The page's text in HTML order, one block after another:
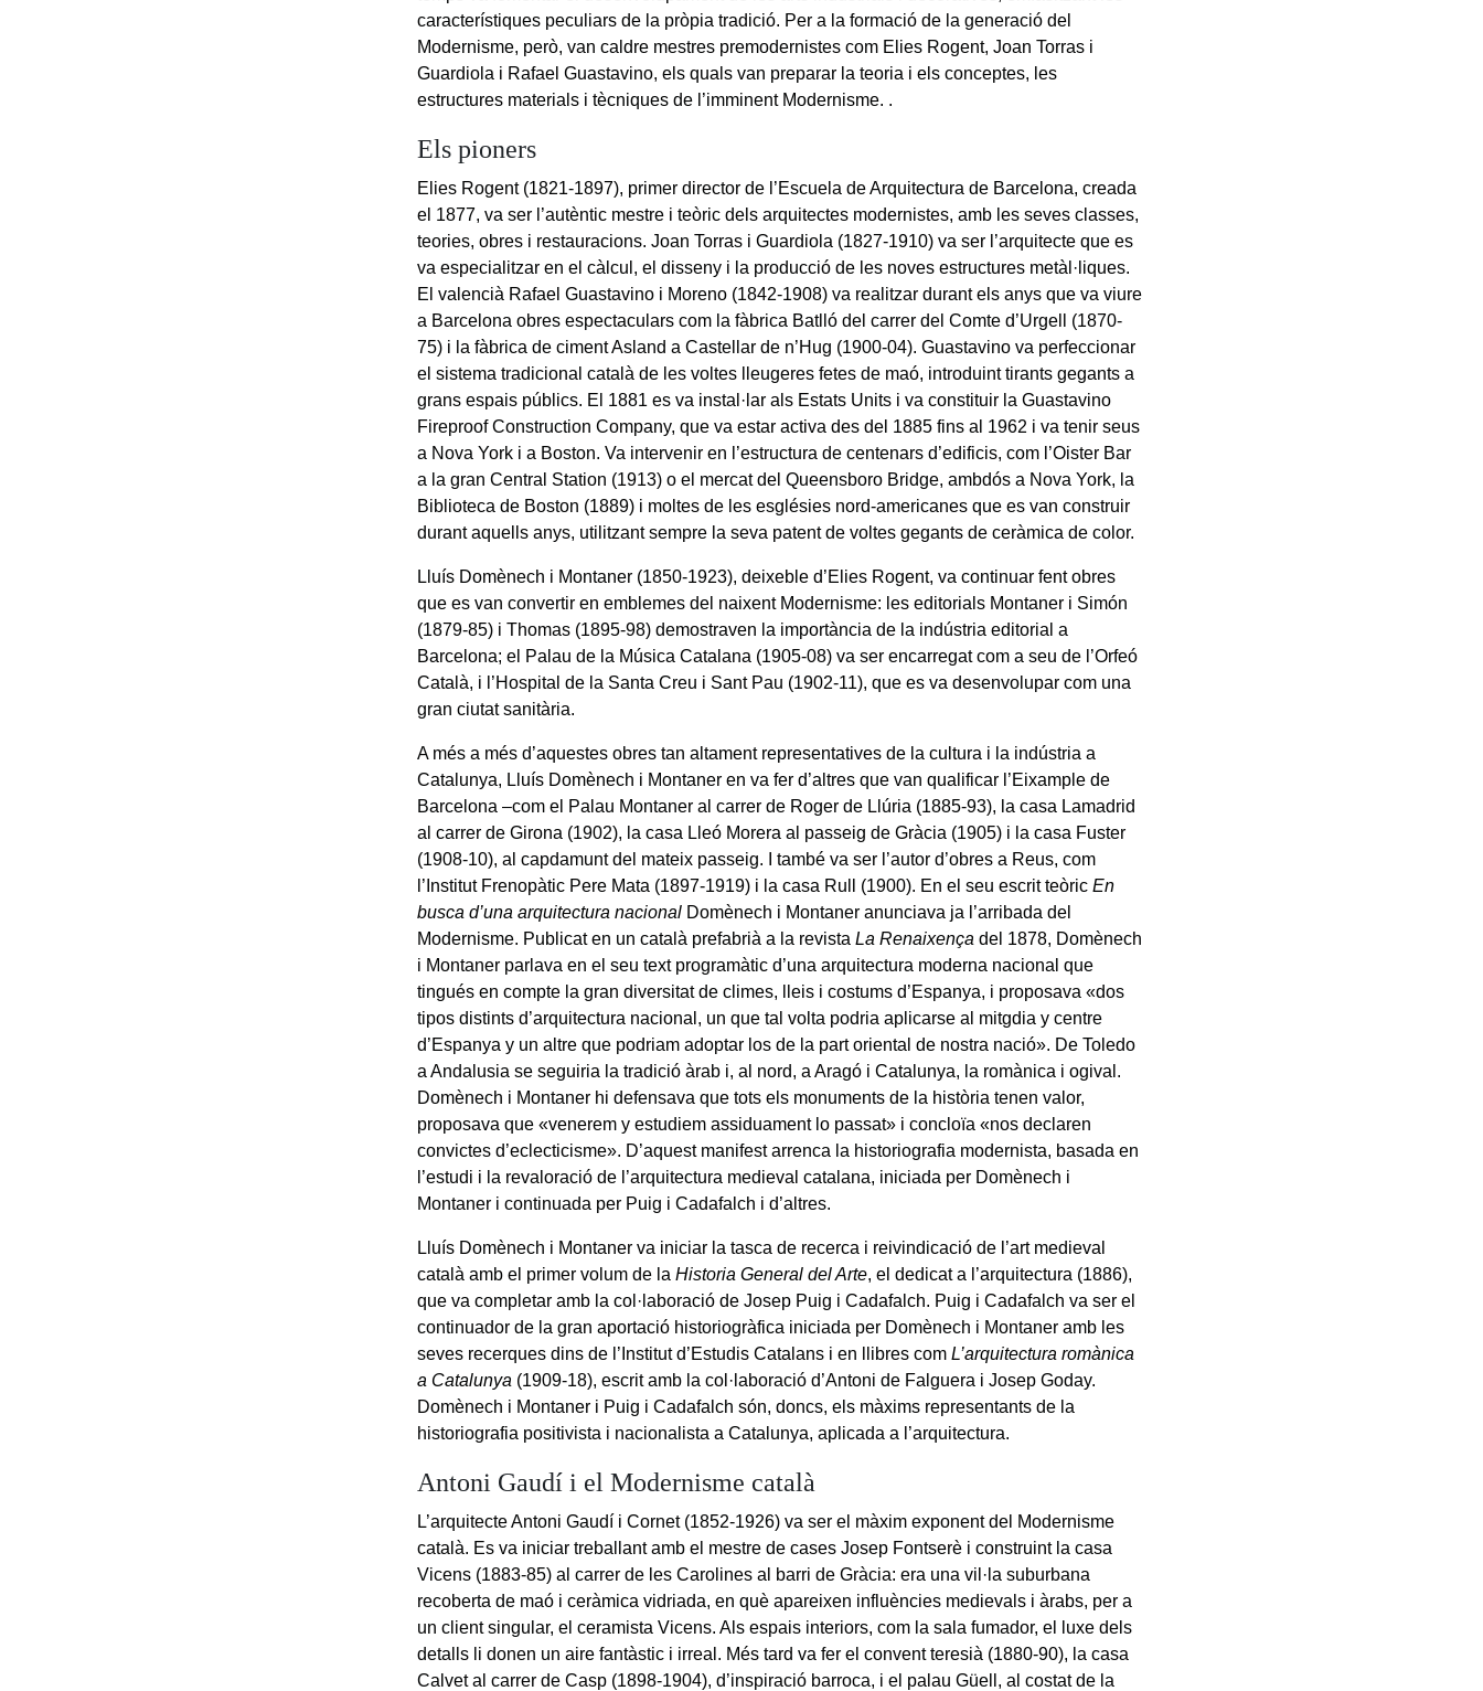
característiques peculiars de la pròpia tradició. Per a la formació de la generació del
Modernisme, però, van caldre mestres premodernistes com Elies Rogent, Joan Torras i
Guardiola i Rafael Guastavino, els quals van preparar la teoria i els conceptes, les
estructures materials i tècniques de l’imminent Modernisme. .
Els pioners
Elies Rogent (1821-1897), primer director de l’Escuela de Arquitectura de Barcelona, creada
el 1877, va ser l’autèntic mestre i teòric dels arquitectes modernistes, amb les seves classes,
teories, obres i restauracions. Joan Torras i Guardiola (1827-1910) va ser l’arquitecte que es
va especialitzar en el càlcul, el disseny i la producció de les noves estructures metàl·liques.
El valencià Rafael Guastavino i Moreno (1842-1908) va realitzar durant els anys que va viure
a Barcelona obres espectaculars com la fàbrica Batlló del carrer del Comte d’Urgell (1870-
75) i la fàbrica de ciment Asland a Castellar de n’Hug (1900-04). Guastavino va perfeccionar
el sistema tradicional català de les voltes lleugeres fetes de maó, introduint tirants gegants a
grans espais públics. El 1881 es va instal·lar als Estats Units i va constituir la Guastavino
Fireproof Construction Company, que va estar activa des del 1885 fins al 1962 i va tenir seus
a Nova York i a Boston. Va intervenir en l’estructura de centenars d’edificis, com l’Oister Bar
a la gran Central Station (1913) o el mercat del Queensboro Bridge, ambdós a Nova York, la
Biblioteca de Boston (1889) i moltes de les esglésies nord-americanes que es van construir
durant aquells anys, utilitzant sempre la seva patent de voltes gegants de ceràmica de color.
Lluís Domènech i Montaner (1850-1923), deixeble d’Elies Rogent, va continuar fent obres
que es van convertir en emblemes del naixent Modernisme: les editorials Montaner i Simón
(1879-85) i Thomas (1895-98) demostraven la importància de la indústria editorial a
Barcelona; el Palau de la Música Catalana (1905-08) va ser encarregat com a seu de l’Orfeó
Català, i l’Hospital de la Santa Creu i Sant Pau (1902-11), que es va desenvolupar com una
gran ciutat sanitària.
A més a més d’aquestes obres tan altament representatives de la cultura i la indústria a
Catalunya, Lluís Domènech i Montaner en va fer d’altres que van qualificar l’Eixample de
Barcelona –com el Palau Montaner al carrer de Roger de Llúria (1885-93), la casa Lamadrid
al carrer de Girona (1902), la casa Lleó Morera al passeig de Gràcia (1905) i la casa Fuster
(1908-10), al capdamunt del mateix passeig. I també va ser l’autor d’obres a Reus, com
l’Institut Frenopàtic Pere Mata (1897-1919) i la casa Rull (1900). En el seu escrit teòricEn
busca d’una arquitectura nacional Domènech i Montaner anunciava ja l’arribada del
Modernisme. Publicat en un català prefabrià a la revistaLa Renaixença del 1878, Domènech
i Montaner parlava en el seu text programàtic d’una arquitectura moderna nacional que
tingués en compte la gran diversitat de climes, lleis i costums d’Espanya, i proposava «dos
tipos distints d’arquitectura nacional, un que tal volta podria aplicarse al mitgdia y centre
d’Espanya y un altre que podriam adoptar los de la part oriental de nostra nació». De Toledo
a Andalusia se seguiria la tradició àrab i, al nord, a Aragó i Catalunya, la romànica i ogival.
Domènech i Montaner hi defensava que tots els monuments de la història tenen valor,
proposava que «venerem y estudiem assiduament lo passat» i concloïa «nos declaren
convictes d’eclecticisme». D’aquest manifest arrenca la historiografia modernista, basada en
l’estudi i la revaloració de l’arquitectura medieval catalana, iniciada per Domènech i
Montaner i continuada per Puig i Cadafalch i d’altres.
Lluís Domènech i Montaner va iniciar la tasca de recerca i reivindicació de l’art medieval
català amb el primer volum de laHistoria General del Arte, el dedicat a l’arquitectura (1886),
que va completar amb la col·laboració de Josep Puig i Cadafalch. Puig i Cadafalch va ser el
continuador de la gran aportació historiogràfica iniciada per Domènech i Montaner amb les
seves recerques dins de l’Institut d’Estudis Catalans i en llibres comL’arquitectura romànica
a Catalunya (1909-18), escrit amb la col·laboració d’Antoni de Falguera i Josep Goday.
Domènech i Montaner i Puig i Cadafalch són, doncs, els màxims representants de la
historiografia positivista i nacionalista a Catalunya, aplicada a l’arquitectura.
Antoni Gaudí i el Modernisme català
L’arquitecte Antoni Gaudí i Cornet (1852-1926) va ser el màxim exponent del Modernisme
català. Es va iniciar treballant amb el mestre de cases Josep Fontserè i construint la casa
Vicens (1883-85) al carrer de les Carolines al barri de Gràcia: era una vil·la suburbana
recoberta de maó i ceràmica vidriada, en què apareixen influències medievals i àrabs, per a
un client singular, el ceramista Vicens. Als espais interiors, com la sala fumador, el luxe dels
detalls li donen un aire fantàstic i irreal. Més tard va fer el convent teresià (1880-90), la casa
Calvet al carrer de Casp (1898-1904), d’inspiració barroca, i el palau Güell, al costat de la